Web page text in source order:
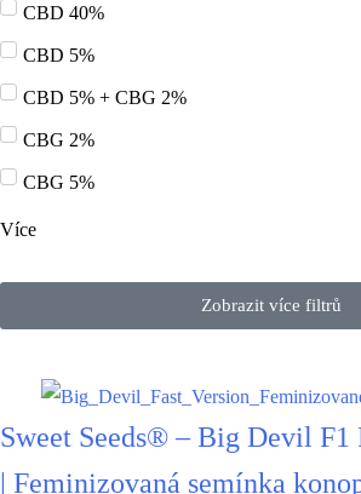
CBD 40%
CBD 5%
CBD 5% + CBG 2%
CBG 2%
CBG 5%
Více
Zobrazit více filtrů
Sweet Seeds® – Big Devil F1
| Feminizovaná semínka